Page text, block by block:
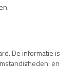
De informatie is
en